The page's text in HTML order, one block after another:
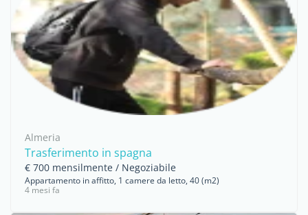
Almeria
Trasferimento in spagna
€ 700 mensilmente / Negoziabile
Appartamento in affitto, 1 camere da letto, 40 (m2)
4 mesi fa